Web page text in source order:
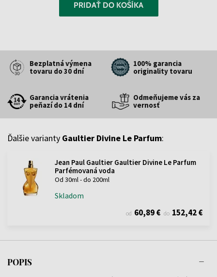
PRIDAŤ DO KOŠÍKA
Bezplatná výmena
tovaru do 30 dní
100% garancia
originality tovaru
Garancia vrátenia
peňazí do 14 dní
Odmeňujeme vás za
vernosť
Ďalšie varianty Gaultier Divine Le Parfum:
Jean Paul Gaultier Gaultier Divine Le Parfum
Parfémovaná voda
Od 30ml - do 200ml
Skladom
od 60,89 € do 152,42 €
POPIS